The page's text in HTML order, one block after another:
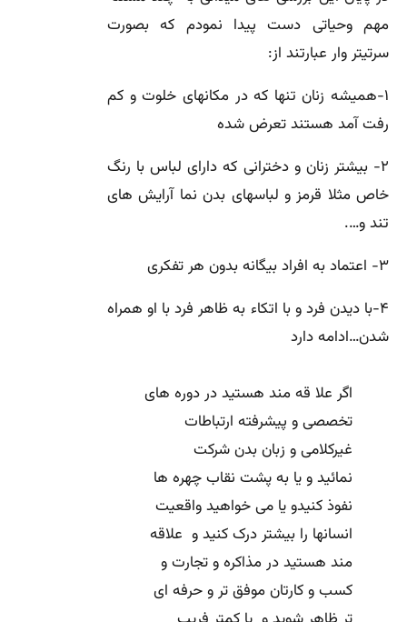
مهم وحیاتی دست پیدا نمودم که بصورت
سرتیتر وار عبارتند از:
۱-همیشه زنان تنها که در مکانهای خلوت و کم
رفت آمد هستند تعرض شده
۲- بیشتر زنان و دخترانی که دارای لباس با رنگ
خاص مثلا قرمز و لباسهای بدن نما آرایش های
تند و….
۳- اعتماد به افراد بیگانه بدون هر تفکری
۴-با دیدن فرد و با اتکاء به ظاهر فرد با او همراه
شدن…ادامه دارد
اگر علا قه مند هستید در دوره های
تخصصی و پیشرفته ارتباطات
غیرکلامی و زبان بدن شرکت
نمائید و یا به پشت نقاب چهره ها
نفوذ کنیدو یا می خواهید واقعیت
انسانها را بیشتر درک کنید و علاقه
مند هستید در مذاکره و تجارت و
کسب و کارتان موفق تر و حرفه ای